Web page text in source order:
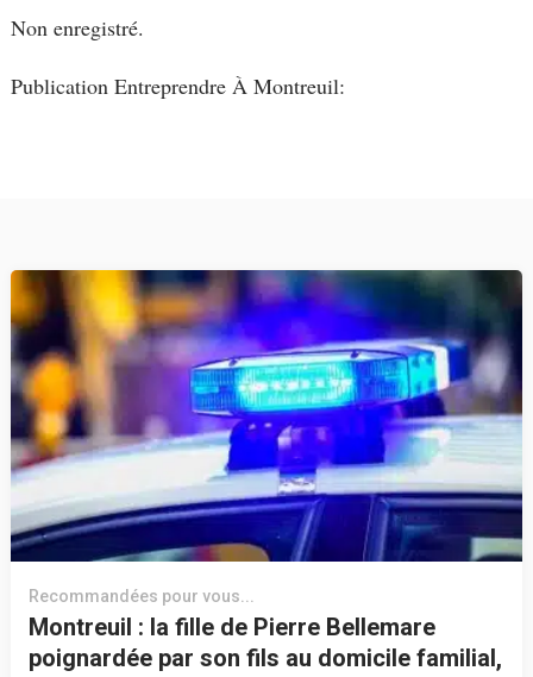
Non enregistré.
Publication Entreprendre À Montreuil:
Recommandées pour vous...
Montreuil : la fille de Pierre Bellemare
poignardée par son fils au domicile familial,